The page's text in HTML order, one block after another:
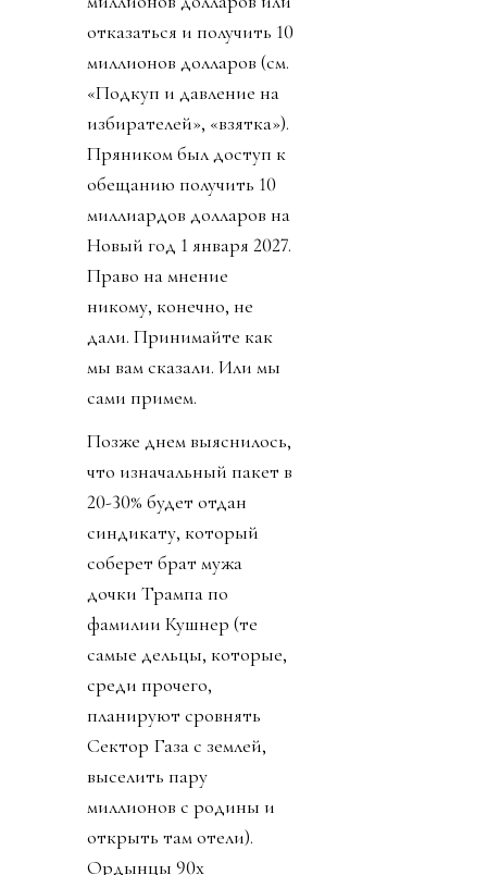
отказаться и получить 10
миллионов долларов (см.
«Подкуп и давление на
избирателей», «взятка»).
Пряником был доступ к
обещанию получить 10
миллиардов долларов на
Новый год 1 января 2027.
Право на мнение
никому, конечно, не
дали. Принимайте как
мы вам сказали. Или мы
сами примем.
Позже днем выяснилось,
что изначальный пакет в
20-30% будет отдан
синдикату, который
соберет брат мужа
дочки Трампа по
фамилии Кушнер (те
самые дельцы, которые,
среди прочего,
планируют сровнять
Сектор Газа с землей,
выселить пару
миллионов с родины и
открыть там отели).
Ордынцы 90х